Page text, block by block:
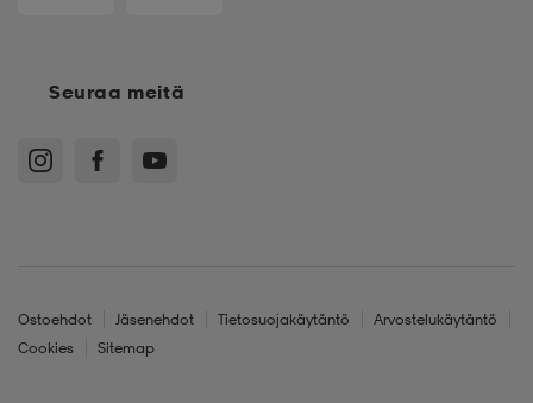
Seuraa meitä
Ostoehdot Jäsenehdot Tietosuojakäytäntö
Arvostelukäytäntö
Cookies
Sitemap